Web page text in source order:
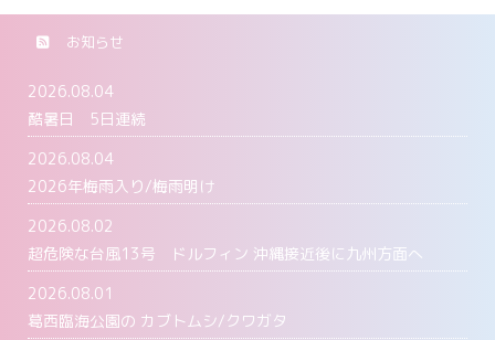
お知らせ
2026.08.04
酷暑日 5日連続
2026.08.04
2026年梅雨入り/梅雨明け
2026.08.02
超危険な台風13号 ドルフィン 沖縄接近後に九州方面へ
2026.08.01
葛西臨海公園の カブトムシ/クワガタ